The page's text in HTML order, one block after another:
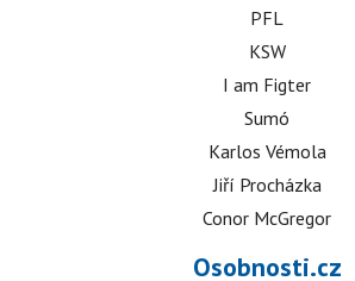
PFL
KSW
I am Figter
Sumó
Karlos Vémola
Jiří Procházka
Conor McGregor
Osobnosti.cz